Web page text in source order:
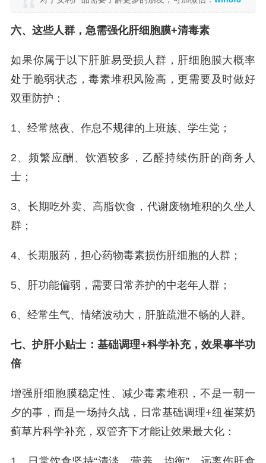
六、这些人群，急需强化肝细胞膜+清毒素
如果你属于以下肝脏易受损人群，肝细胞膜大概率
处于脆弱状态，毒素堆积风险高，更需要及时做好
双重防护：
1、经常熬夜、作息不规律的上班族、学生党；
2、频繁应酬、饮酒较多，乙醛持续伤肝的商务人
士；
3、长期吃外卖、高脂饮食，代谢废物堆积的久坐人
群；
4、长期服药，担心药物毒素损伤肝细胞的人群；
5、肝功能偏弱，需要日常养护的中老年人群；
6、经常生气、情绪波动大，肝脏疏泄不畅的人群。
七、护肝小贴士：基础调理+科学补充，效果事半功
倍
增强肝细胞膜稳定性、减少毒素堆积，不是一朝一
夕的事，而是一场持久战，日常基础调理+纽崔莱奶
蓟草片科学补充，双管齐下才能让效果最大化：